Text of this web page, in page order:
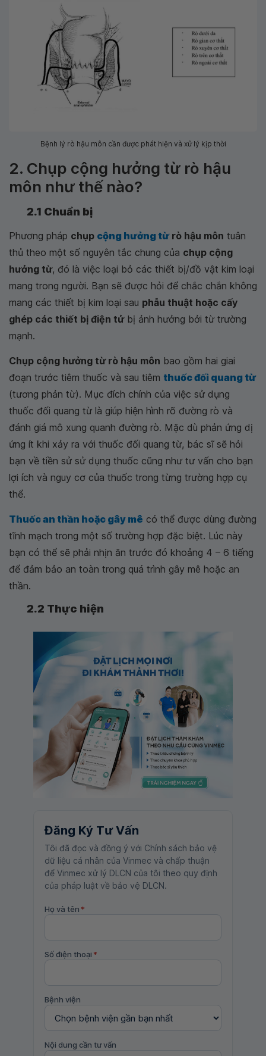
Bệnh lý rò hậu môn cần được phát hiện và xử lý kịp thời
2. Chụp cộng hưởng từ rò hậu
môn như thế nào?
2.1 Chuẩn bị
Phương pháp chụp cộng hưởng từrò hậu môn tuân
thủ theo một số nguyên tắc chung của chụp cộng
hưởng từ, đó là việc loại bỏ các thiết bị/đồ vật kim loại
mang trong người. Bạn sẽ được hỏi để chắc chắn không
mang các thiết bị kim loại sau phẫu thuật hoặc cấy
ghép các thiết bị điện tửbị ảnh hưởng bởi từ trường
mạnh.
Chụp cộng hưởng từ rò hậu môn bao gồm hai giai
đoạn trước tiêm thuốc và sau tiêm thuốc đối quang từ
(tương phản từ). Mục đích chính của việc sử dụng
thuốc đối quang từ là giúp hiện hình rõ đường rò và
đánh giá mô xung quanh đường rò. Mặc dù phản ứng dị
ứng ít khi xảy ra với thuốc đối quang từ, bác sĩ sẽ hỏi
bạn về tiền sử sử dụng thuốc cũng như tư vấn cho bạn
lợi ích và nguy cơ của thuốc trong từng trường hợp cụ
thể.
Thuốc an thần hoặc gây mê có thể được dùng đường
tĩnh mạch trong một số trường hợp đặc biệt. Lúc này
bạn có thể sẽ phải nhịn ăn trước đó khoảng 4 – 6 tiếng
để đảm bảo an toàn trong quá trình gây mê hoặc an
thần.
2.2 Thực hiện
Đăng Ký Tư Vấn
Tôi đã đọc và đồng ý với Chính sách bảo vệ
dữ liệu cá nhân của Vinmec và chấp thuận
để Vinmec xử lý DLCN của tôi theo quy định
của pháp luật về bảo vệ DLCN.
Họ và tên *
Số điện thoại *
Bệnh viện
Nội dung cần tư vấn